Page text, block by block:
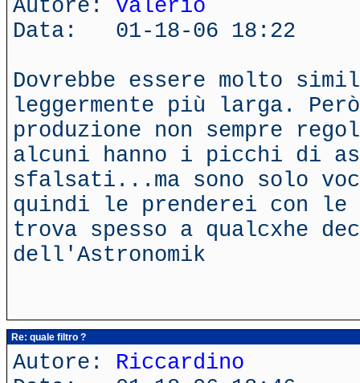
Autore: valerio
Data: 01-18-06 18:22
Dovrebbe essere molto
leggermente più larga.
produzione non sempre
alcuni hanno i picchi di
sfalsati...ma sono solo
quindi le prenderei con
trova spesso a qualcxhe
dell'Astronomik
Re: quale filtro ?
Autore: Riccardino